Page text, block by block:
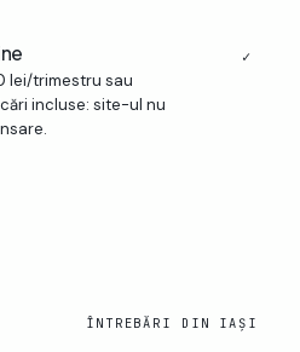
lei/trimestru sau
incluse: site-ul nu
✓
ÎNTREBĂRI DIN IAȘI